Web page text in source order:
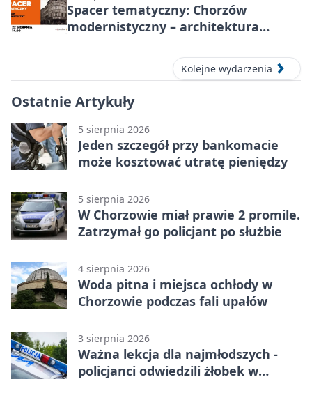
Spacer tematyczny: Chorzów
modernistyczny – architektura
Kolejne wydarzenia
Ostatnie Artykuły
5 sierpnia 2026
Jeden szczegół przy bankomacie
może kosztować utratę pieniędzy
5 sierpnia 2026
W Chorzowie miał prawie 2 promile.
Zatrzymał go policjant po służbie
4 sierpnia 2026
Woda pitna i miejsca ochłody w
Chorzowie podczas fali upałów
3 sierpnia 2026
Ważna lekcja dla najmłodszych -
policjanci odwiedzili żłobek w